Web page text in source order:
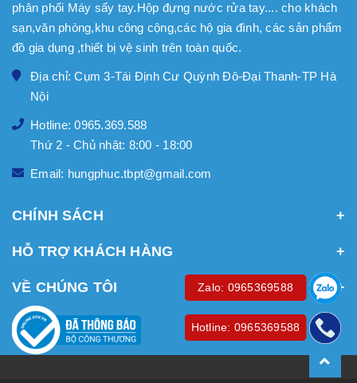
phân phối Máy sấy tay.Hộp đựng nước rửa tay.... cho khách
sạn,văn phòng,khu công cộng,các hộ gia đình, các sản phẩm
đồ gia dụng ,thiết bị vệ sinh trên toàn quốc.
Địa chỉ: Cụm 3-Tái Định Cư Quỳnh Đô-Đại Thanh-TP Hà
Nội
Hotline: 0965.369.588
Thứ 2 - Chủ nhật: 8:00 - 18:00
Email: hungphuc.tbpt@gmail.com
CHÍNH SÁCH
HỖ TRỢ KHÁCH HÀNG
VỀ CHÚNG TÔI Zalo: 0965369588
Hotline: 0965369588